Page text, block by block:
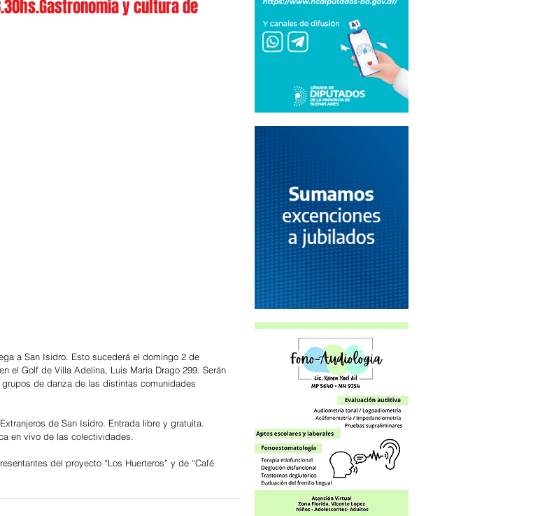
y cultura de
a San Isidro. Esto sucederá el domingo 2 de
el Golf de Villa Adelina, Luis María Drago 299. Serán
de danza de las distintas comunidades
de San Isidro. Entrada libre y gratuita.
en vivo de las colectividades.
del proyecto “Los Huerteros” y de “Café